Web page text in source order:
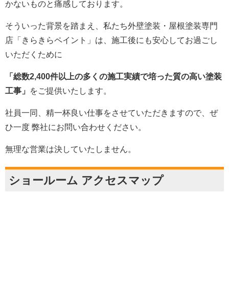
かないものと痛感しております。
そういった背景を踏まえ、私たち外壁塗装・屋根塗装専門
店「きらきらペイント」は、施工後にも安心してお過ごし
いただくために
「総数2,400件以上の多くの施工実績で培った質の高い塗装
工事」
をご提供いたします。
社員一同、精一杯良い仕事をさせていただきますので、ぜ
ひ一度 弊社にお問い合わせください。
無理な営業は決していたしません。
ショールーム アクセスマップ